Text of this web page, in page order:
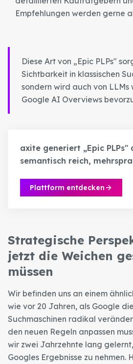
Empfehlungen werden gerne
Diese Art von „Epic PLPs"
Sichtbarkeit in klassischen
sondern wird auch von LLMs
Google AI Overviews
axite generiert „Epic
semantisch reich,
Plattform entdecken
Strategische
jetzt die Weichen
müssen
Wir befinden uns an einem
wie vor 20 Jahren, als Google
Suchmaschinen radikal
den neuen Regeln anpassen
wir zwei Jahrzehnte lang
Googles Ergebnisse zu nehmen.